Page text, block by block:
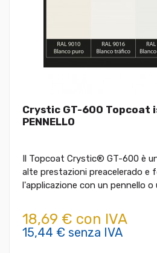
Crystic GT-600 Topcoat
PENNELLO
Il Topcoat Crystic® GT-600 è
alte prestazioni preacelerado e
l'applicazione con un pennello o
18,69 € con IVA
15,44 € senza IVA